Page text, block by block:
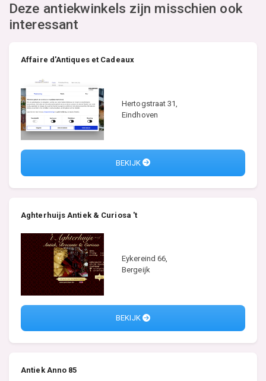
Deze antiekwinkels zijn misschien ook
interessant
Affaire d'Antiques et Cadeaux
Hertogstraat 31,
Eindhoven
BEKIJK
Aghterhuijs Antiek & Curiosa 't
Eykereind 66,
Bergeijk
BEKIJK
Antiek Anno 85